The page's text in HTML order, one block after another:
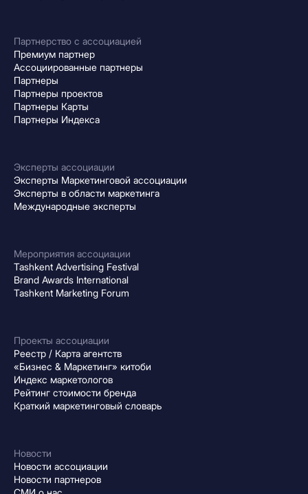
Партнерство с ассоциацией
Премиум партнер
Ассоциированные партнеры
Партнеры
Партнеры проектов
Партнеры Карты
Партнеры Индекса
Эксперты ассоциации
Эксперты Маркетинговой ассоциации
Эксперты в области маркетинга
Международные эксперты
Мероприятия ассоциации
Tashkent Advertising Festival
Brand Awards International
Tashkent Marketing Forum
Проекты ассоциации
Реестр / Карта агентств
«Бизнес & Маркетинг» китоби
Индекс маркетологов
Рейтинг стоимости бренда
Краткий маркетинговый словарь
Новости
Новости ассоциации
Новости партнеров